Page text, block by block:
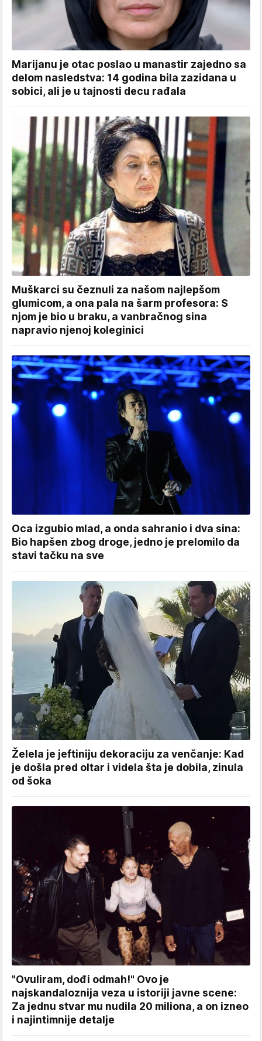
Marijanu je otac poslao u manastir zajedno sa
delom nasledstva: 14 godina bila zazidana u
sobici, ali je u tajnosti decu rađala
Muškarci su čeznuli za našom najlepšom
glumicom, a ona pala na šarm profesora: S
njom je bio u braku, a vanbračnog sina
napravio njenoj koleginici
Oca izgubio mlad, a onda sahranio i dva sina:
Bio hapšen zbog droge, jedno je prelomilo da
stavi tačku na sve
Želela je jeftiniju dekoraciju za venčanje: Kad
je došla pred oltar i videla šta je dobila, zinula
od šoka
"Ovuliram, dođi odmah!" Ovo je
najskandaloznija veza u istoriji javne scene:
Za jednu stvar mu nudila 20 miliona, a on izneo
i najintimnije detalje